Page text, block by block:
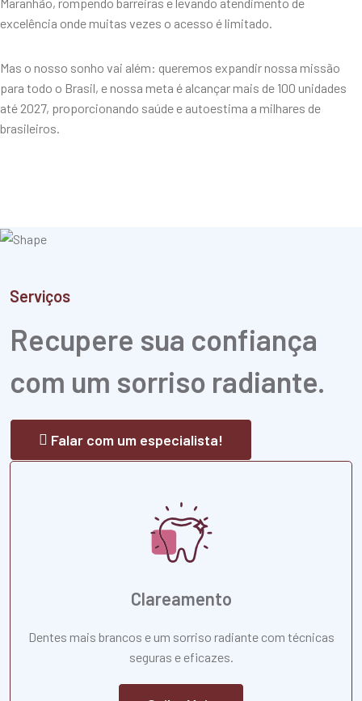
excelência onde muitas vezes o acesso é limitado.
Mas o nosso sonho vai além: queremos expandir nossa missão
para todo o Brasil, e nossa meta é alcançar mais de 100 unidades
até 2027, proporcionando saúde e autoestima a milhares de
brasileiros.
Serviços
Recupere sua confiança
com um sorriso radiante.
Falar com um especialista!
Clareamento
Dentes mais brancos e um sorriso radiante com técnicas
seguras e eficazes.